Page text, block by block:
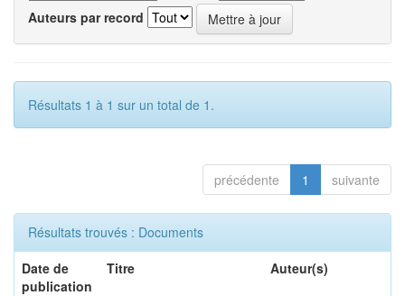
Auteurs par record
Résultats 1 à 1 sur un total de 1.
précédente 1 suivante
Résultats trouvés : Documents
Date de
publication
Titre Auteur(s)